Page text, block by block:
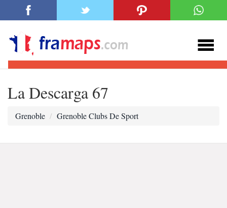
La Descarga 67
Grenoble Grenoble Clubs De Sport